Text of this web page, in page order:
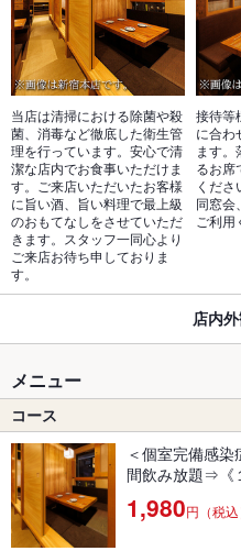
当店は清掃における除菌や殺
菌、消毒など徹底した衛生管
理を行っています。安心で清
潔な店内でお食事いただけま
す。ご来店いただいたお客様
に旨い酒、旨い料理で最上級
のおもてなしをさせていただ
きます。スタッフ一同心より
ご来店お待ち申しておりま
す。
接待等
に合わ
ます。
るお席
くださ
同窓会
ご利
店内
メニュー
コース
＜個室完備感
間飲み放題⇒《
1,980円（税込